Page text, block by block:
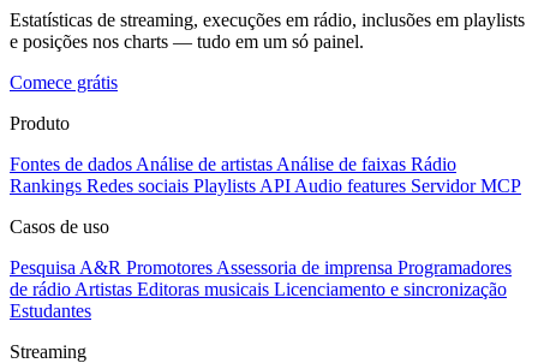
Estatísticas de streaming, execuções em rádio, inclusões em playlists
e posições nos charts — tudo em um só painel.
Comece grátis
Produto
Fontes de dados Análise de artistas Análise de faixas Rádio
Rankings Redes sociais Playlists API Audio features Servidor MCP
Casos de uso
Pesquisa A&R Promotores Assessoria de imprensa Programadores
de rádio Artistas Editoras musicais Licenciamento e sincronização
Estudantes
Streaming